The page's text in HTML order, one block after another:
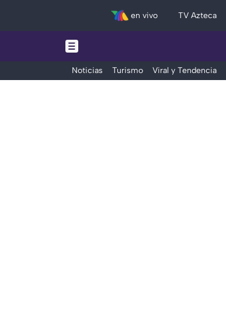
en vivo TV Azteca
Noticias Turismo Viral y Tendencia